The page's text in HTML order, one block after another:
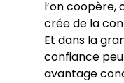
l’on coopère,
crée de la
Et dans la
confiance
avantage